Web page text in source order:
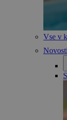
Vse v
Novosti